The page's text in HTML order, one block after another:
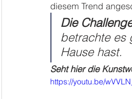
diesem Trend
Die
betrachte es
Hause hast.
Seht hier die
https://youtu.be/